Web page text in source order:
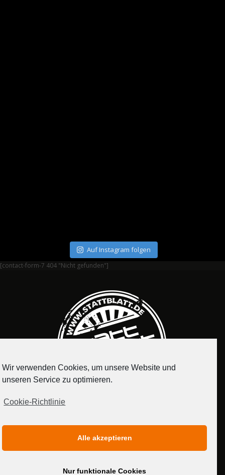
Auf Instagram folgen
[contact-form-7 404 "Nicht gefunden"]
MEDIADATEN
Wir verwenden Cookies, um unsere Website und
unseren Service zu optimieren.
Cookie-Richtlinie
Alle akzeptieren
Nur funktionale Cookies